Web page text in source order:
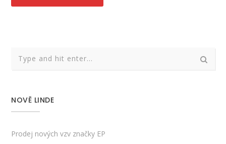
NOVĚ LINDE
Prodej nových vzv značky EP